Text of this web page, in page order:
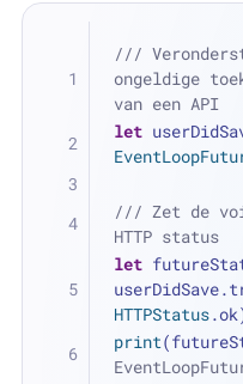
///
ongeldige
van een API
let
/// Zet de
HTTP status
let
HTTPStatus
print